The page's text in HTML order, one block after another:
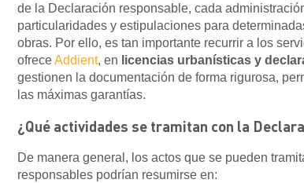
de la Declaración responsable, cada
particularidades y estipulaciones para
obras. Por ello, es tan importante recurrir a los
ofreceAddient, en licencias urbanísticas y
gestionen la documentación de forma rigurosa,
las máximas garantías.
¿Qué actividades se tramitan con la
De manera general, los actos que se pueden
responsables podrían resumirse en: